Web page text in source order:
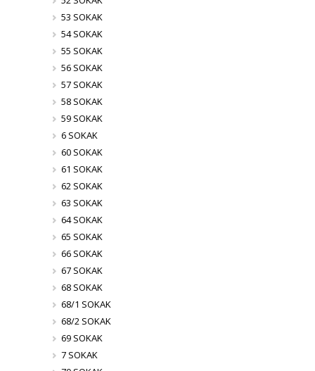
53 SOKAK
54 SOKAK
55 SOKAK
56 SOKAK
57 SOKAK
58 SOKAK
59 SOKAK
6 SOKAK
60 SOKAK
61 SOKAK
62 SOKAK
63 SOKAK
64 SOKAK
65 SOKAK
66 SOKAK
67 SOKAK
68 SOKAK
68/1 SOKAK
68/2 SOKAK
69 SOKAK
7 SOKAK